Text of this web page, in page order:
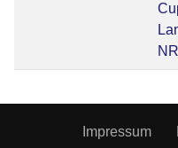
Impressum